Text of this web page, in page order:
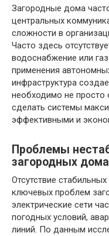
Загородные дома
центральных
сложности в
Часто здесь
водоснабжение или
применения
инфраструктура
необходимо не просто
сделать системы
эффективными и
Проблемы
загородных
Отсутствие
ключевых проблем
электрические сети
погодных условий,
линий. По данным